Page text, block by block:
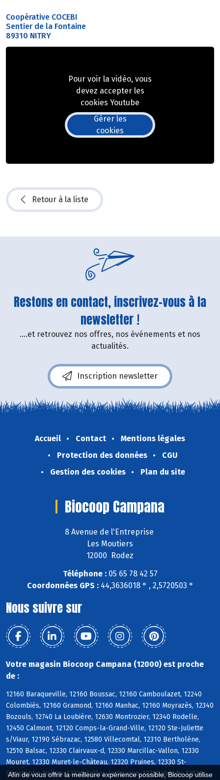
Afin de vous offrir la meilleure expérience possible, Biocoop utilise
Coopérative COCEBI
Sentier de la Fontaine
89310 NITRY
Pour voir la vidéo, vous
devez accepter les
cookies Youtube
Gérer les
cookies
Retour à la liste
Restons en contact, inscrivez-vous à la
newsletter !
....et retrouvez nos offres, nos événements et nos
actualités.
Inscription newsletter
Accueil Contact
Mentions légales
Protection des données
CGU
Gestion des cookies
Plan du site
Biocoop Campana
8 Avenue de l'Entreprise
Les Moutiers
12000 Rodez
Téléphone :05 65 78 42 57
Coordonnées GPS :44,3636018 ° , 2,5720503 °
Nous suivre sur
Votre magasin Biocoop Campana (12000) est proche
de :
12160 Baraqueville, 12160 Boussac, 12160 Camboulazet, 12240
Colombiès, 12160 Gramond, 12160 Manhac, 12160 Moyrazès, 12340
Bozouls, 12740 La Loubière, 12630 Montrozier, 12340 Rodelle,
12450 Calmont, 12120 Comps-la-Grand-Ville, 12120 Ste-Juliette
s/Viaur, 12190 Sébrazac, 12580 Villecomtal, 12310 Bertholène,
12510 Balsac, 12330 Clairvaux-d, 12330 Marcillac-Vallon, 12330
Mouret, 12330 Muret-le-Château, 12320 Pruines, 12330 St-
Christophe-Vallon, 12330 Salles-la-Source, 12330 Valady, 12630